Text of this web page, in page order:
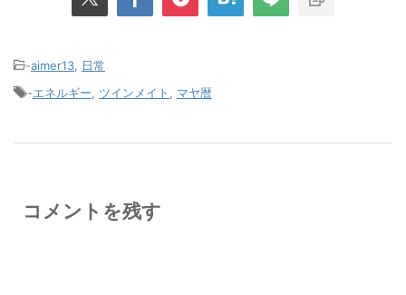
-aimer13, 日常
-エネルギー, ツインメイト , マヤ暦
コメントを残す